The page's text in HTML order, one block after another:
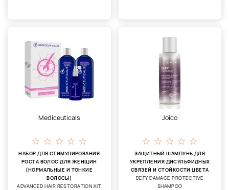
Mediceuticals
НАБОР ДЛЯ СТИМУЛИРОВАНИЯ
РОСТА ВОЛОС ДЛЯ ЖЕНЩИН
(НОРМАЛЬНЫЕ И ТОНКИЕ
ВОЛОСЫ)
ADVANCED HAIR RESTORATION KIT
Joico
ЗАЩИТНЫЙ ШАМПУНЬ ДЛЯ
УКРЕПЛЕНИЯ ДИСУЛЬФИДНЫХ
СВЯЗЕЙ И СТОЙКОСТИ ЦВЕТА
DEFY DAMAGE PROTECTIVE
SHAMPOO